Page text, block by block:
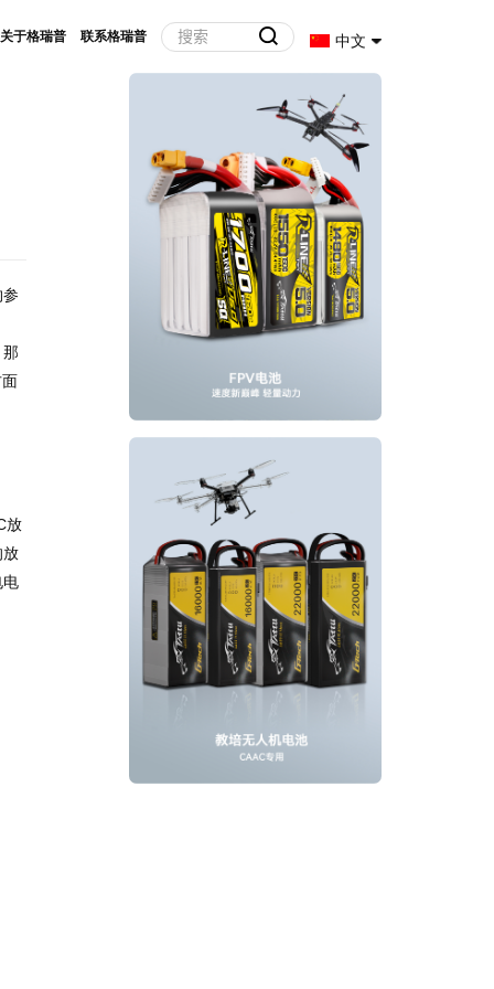
关于格瑞普 联系格瑞普 中文
放
电